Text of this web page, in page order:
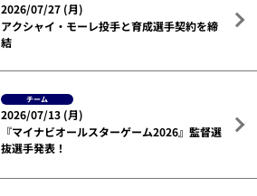
2026/07/27 (月)
アクシャイ・モーレ投手と育成選手契約を締
結
チーム
2026/07/13 (月)
『マイナビオールスターゲーム2026』監督選
抜選手発表！